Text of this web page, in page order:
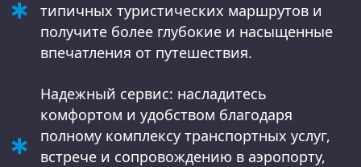
типичных туристических маршрутов и
получите более глубокие и насыщенные
впечатления от путешествия.
Надежный сервис: насладитесь
комфортом и удобством благодаря
полному комплексу транспортных услуг,
встрече и сопровождению в аэропорту,